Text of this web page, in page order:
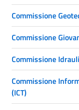
Commissione
Commissione
Commissione
Commissione
(ICT)